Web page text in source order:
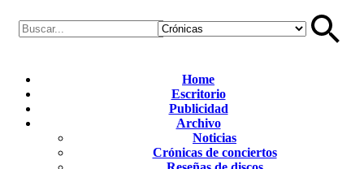
Home
Escritorio
Publicidad
Archivo
Noticias
Crónicas de conciertos